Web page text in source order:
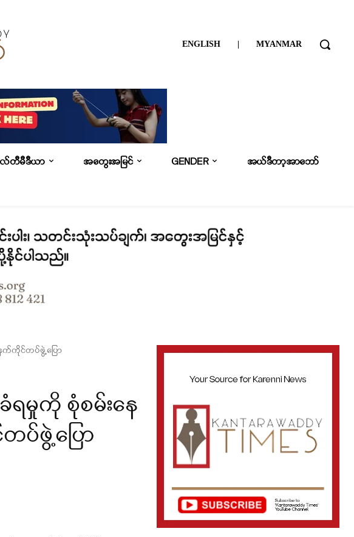
ENGLISH | MYANMAR
လ်တီမီဒီယာ အတွေးအမြင် GENDER အယ်ဒီတာ့အာဘော်
က်ကိုင်တပ်ဖွဲ့ပြော
မှုကို စုံစမ်းနေ
ပ်ဖွဲ့ပြော